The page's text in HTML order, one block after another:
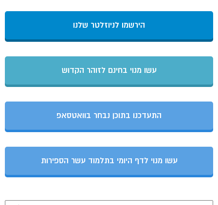
הירשמו לניוזלטר שלנו
עשו מנוי בחינם לזוהר הקדוש
התעדכנו בתוכן נבחר בוואטסאפ
עשו מנוי לדף היומי בתלמוד עשר הספירות